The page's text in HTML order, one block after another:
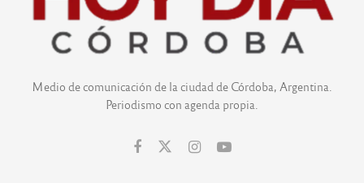
Medio de comunicación de la ciudad de Córdoba, Argentina.
Periodismo con agenda propia.